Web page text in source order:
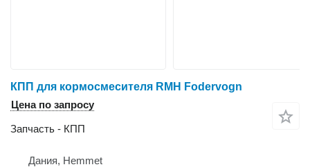
КПП для кормосмесителя RMH Fodervogn
Цена по запросу
Запчасть - КПП
Дания, Hemmet